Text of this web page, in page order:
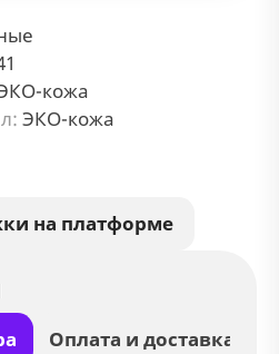
кожа
ЭКО-кожа
на платформе
Оплата и доставка